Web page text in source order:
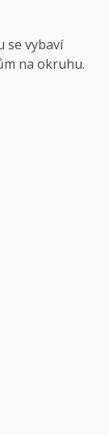
se vybaví
na okruhu.